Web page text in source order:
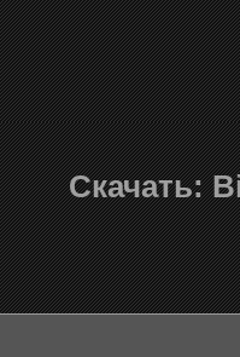
Скачать: